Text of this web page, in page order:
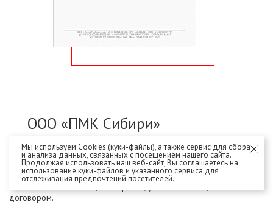
Мы используем Cookies (куки-файлы), а также сервис для сбора
и анализа данных, связанных с посещением нашего сайта.
Продолжая использовать наш веб-сайт, Вы соглашаетесь на
использование куки-файлов и указанного сервиса для
отслеживания предпочтений посетителей.
ООО «ПМК Сибири»
ООО «ПМК Сибири» выражает благодарность ООО
«ГлавФундамент» за надлежащее исполнение
обязательств по договору поставки № 24-1-2/2015г
и соблюдение сроков, установленных данным
договором.